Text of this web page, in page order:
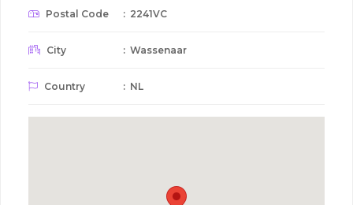
Postal Code : 2241VC
City : Wassenaar
Country : NL